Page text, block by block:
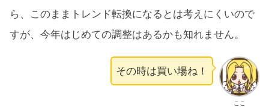
ら、このままトレンド転換になるとは考えにくいので
すが、今年はじめての調整はあるかも知れません。
ここ
その時は買い場ね！